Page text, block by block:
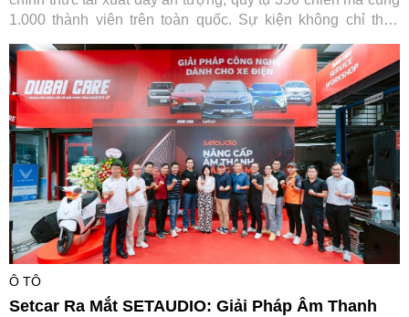
1.000 thành viên trên toàn quốc. Sự kiện không chỉ thỏa
Việt Nam trong hành trình gắn kết và lan tỏa giá trị tích cực
cho cộng đồng.
Ô TÔ
Setcar Ra Mắt SETAUDIO: Giải Pháp Âm Thanh